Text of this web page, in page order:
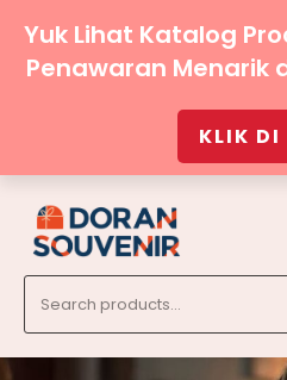
for:
Yuk Lihat Katalog
Penawaran Menarik di
KLIK DI